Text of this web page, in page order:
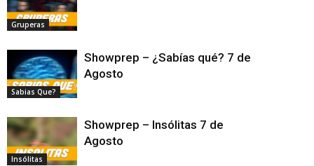
Gruperas
Sabias Que?
Showprep – ¿Sabías qué? 7 de
Agosto
Insólitas
Showprep – Insólitas 7 de
Agosto